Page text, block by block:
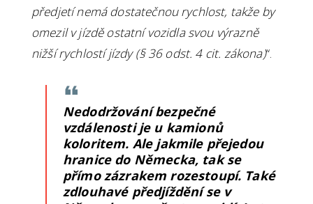
předjetí nemá dostatečnou rychlost, takže by
omezil v jízdě ostatní vozidla svou výrazně
nižší rychlostí jízdy (§ 36 odst. 4 cit. zákona)“.
Nedodržování bezpečné
vzdálenosti je u kamionů
koloritem. Ale jakmile přejedou
hranice do Německa, tak se
přímo zázrakem rozestoupí. Také
zdlouhavé předjíždění se v